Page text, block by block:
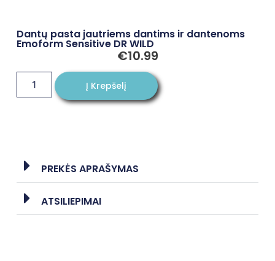
Dantų pasta jautriems dantims ir dantenoms
Emoform Sensitive DR WILD
€10.99
PREKĖS APRAŠYMAS
ATSILIEPIMAI
Į Krepšelį